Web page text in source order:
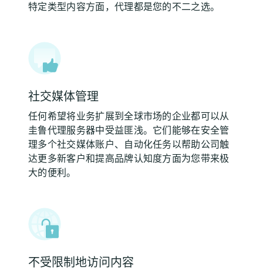
特定类型内容方面，代理都是您的不二之选。
社交媒体管理
任何希望将业务扩展到全球市场的企业都可以从
圭鲁代理服务器中受益匪浅。它们能够在安全管
理多个社交媒体账户、自动化任务以帮助公司触
达更多新客户和提高品牌认知度方面为您带来极
大的便利。
不受限制地访问内容